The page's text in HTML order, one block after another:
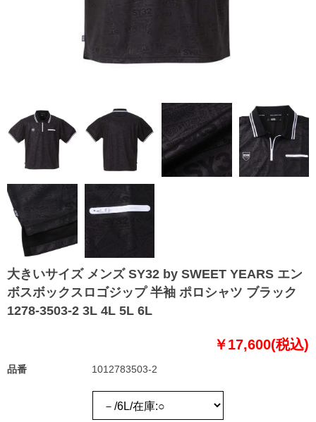
大きいサイズ メンズ SY32 by SWEET YEARS エン
ボスボックスロゴジップ 半袖 ポロシャツ ブラック
1278-3503-2 3L 4L 5L 6L
￥17,600(税込)
品番 1012783503-2